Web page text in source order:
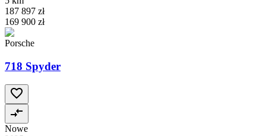
187 897 zł
169 900 zł
Porsche
718 Spyder
Nowe